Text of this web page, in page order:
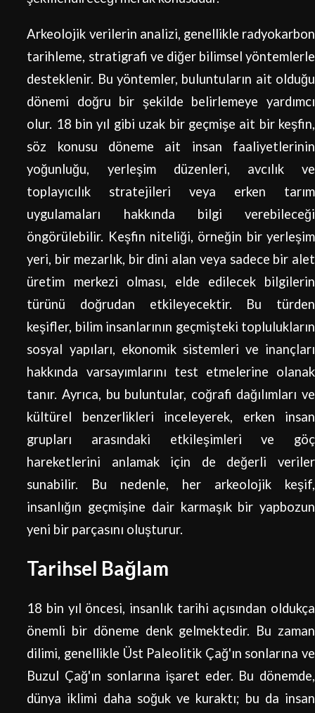
Arkeolojik verilerin analizi, genellikle radyokarbon
tarihleme, stratigrafi ve diğer bilimsel yöntemlerle
desteklenir. Bu yöntemler, buluntuların ait olduğu
dönemi doğru bir şekilde belirlemeye yardımcı
olur. 18 bin yıl gibi uzak bir geçmişe ait bir keşfin,
söz konusu döneme ait insan faaliyetlerinin
yoğunluğu, yerleşim düzenleri, avcılık ve
toplayıcılık stratejileri veya erken tarım
uygulamaları hakkında bilgi verebileceği
öngörülebilir. Keşfin niteliği, örneğin bir yerleşim
yeri, bir mezarlık, bir dini alan veya sadece bir alet
üretim merkezi olması, elde edilecek bilgilerin
türünü doğrudan etkileyecektir. Bu türden
keşifler, bilim insanlarının geçmişteki toplulukların
sosyal yapıları, ekonomik sistemleri ve inançları
hakkında varsayımlarını test etmelerine olanak
tanır. Ayrıca, bu buluntular, coğrafi dağılımları ve
kültürel benzerlikleri inceleyerek, erken insan
grupları arasındaki etkileşimleri ve göç
hareketlerini anlamak için de değerli veriler
sunabilir. Bu nedenle, her arkeolojik keşif,
insanlığın geçmişine dair karmaşık bir yapbozun
yeni bir parçasını oluşturur.
Tarihsel Bağlam
18 bin yıl öncesi, insanlık tarihi açısından oldukça
önemli bir döneme denk gelmektedir. Bu zaman
dilimi, genellikle Üst Paleolitik Çağ'ın sonlarına ve
Buzul Çağ'ın sonlarına işaret eder. Bu dönemde,
dünya iklimi daha soğuk ve kuraktı; bu da insan